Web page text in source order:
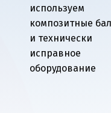
используем
композитные
и технически
исправное
оборудование